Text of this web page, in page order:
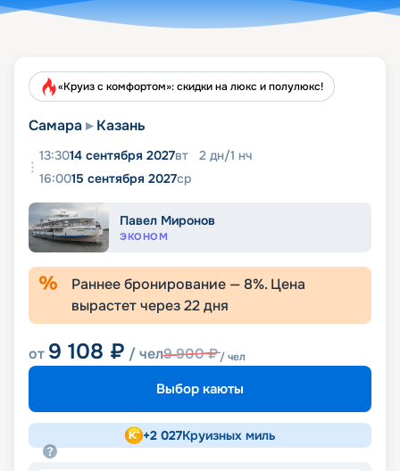
«Круиз с комфортом»: скидки на люкс и полулюкс!
Самара Казань
13:3014 сентября 2027вт 2 дн/1 нч
16:0015 сентября 2027ср
Павел Миронов
ЭКОНОМ
Раннее бронирование — 8%. Цена
вырастет через22дня
от 9 108 ₽ / чел9 900₽/ чел
Выбор каюты
+2 027Круизных миль